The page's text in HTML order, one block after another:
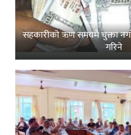
सहकारीको ऋण समयमै चुक्ता
गरिने